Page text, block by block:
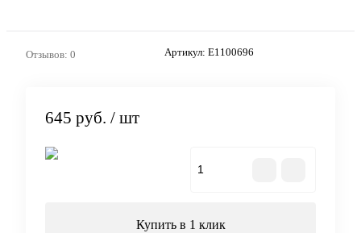
Отзывов: 0 Артикул: E1100696
645 руб. / шт
Купить в 1 клик